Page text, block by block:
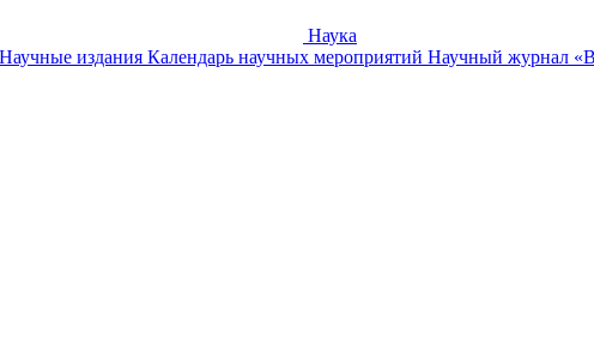
Наука
Научные издания Календарь научных мероприятий Научный журнал